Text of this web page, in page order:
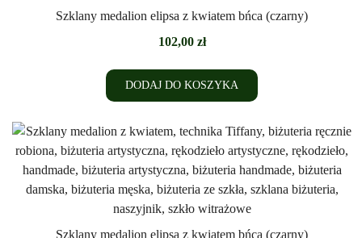
Szklany medalion elipsa z kwiatem bńca (czarny)
102,00 zł
DODAJ DO KOSZYKA
Szklany medalion elipsa z kwiatem bńca (czarny)